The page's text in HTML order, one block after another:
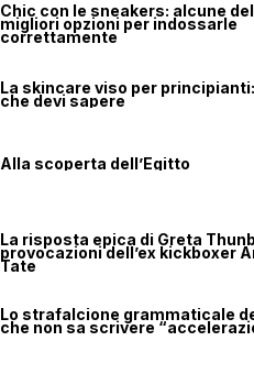
Chic con le sneakers: alcune
migliori opzioni per indossarle
correttamente
La skincare viso per
che devi sapere
Alla scoperta dell’Egitto
La risposta epica di Greta
provocazioni dell’ex kickboxer
Tate
Lo strafalcione grammaticale
che non sa scrivere